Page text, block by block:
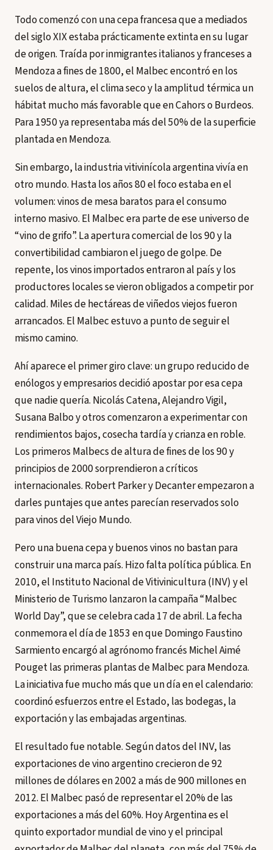
Todo comenzó con una cepa francesa que a mediados
del siglo XIX estaba prácticamente extinta en su lugar
de origen. Traída por inmigrantes italianos y franceses a
Mendoza a fines de 1800, el Malbec encontró en los
suelos de altura, el clima seco y la amplitud térmica un
hábitat mucho más favorable que en Cahors o Burdeos.
Para 1950 ya representaba más del 50% de la superficie
plantada en Mendoza.
Sin embargo, la industria vitivinícola argentina vivía en
otro mundo. Hasta los años 80 el foco estaba en el
volumen: vinos de mesa baratos para el consumo
interno masivo. El Malbec era parte de ese universo de
“vino de grifo”. La apertura comercial de los 90 y la
convertibilidad cambiaron el juego de golpe. De
repente, los vinos importados entraron al país y los
productores locales se vieron obligados a competir por
calidad. Miles de hectáreas de viñedos viejos fueron
arrancados. El Malbec estuvo a punto de seguir el
mismo camino.
Ahí aparece el primer giro clave: un grupo reducido de
enólogos y empresarios decidió apostar por esa cepa
que nadie quería. Nicolás Catena, Alejandro Vigil,
Susana Balbo y otros comenzaron a experimentar con
rendimientos bajos, cosecha tardía y crianza en roble.
Los primeros Malbecs de altura de fines de los 90 y
principios de 2000 sorprendieron a críticos
internacionales. Robert Parker y Decanter empezaron a
darles puntajes que antes parecían reservados solo
para vinos del Viejo Mundo.
Pero una buena cepa y buenos vinos no bastan para
construir una marca país. Hizo falta política pública. En
2010, el Instituto Nacional de Vitivinicultura (INV) y el
Ministerio de Turismo lanzaron la campaña “Malbec
World Day”, que se celebra cada 17 de abril. La fecha
conmemora el día de 1853 en que Domingo Faustino
Sarmiento encargó al agrónomo francés Michel Aimé
Pouget las primeras plantas de Malbec para Mendoza.
La iniciativa fue mucho más que un día en el calendario:
coordinó esfuerzos entre el Estado, las bodegas, la
exportación y las embajadas argentinas.
El resultado fue notable. Según datos del INV, las
exportaciones de vino argentino crecieron de 92
millones de dólares en 2002 a más de 900 millones en
2012. El Malbec pasó de representar el 20% de las
exportaciones a más del 60%. Hoy Argentina es el
quinto exportador mundial de vino y el principal